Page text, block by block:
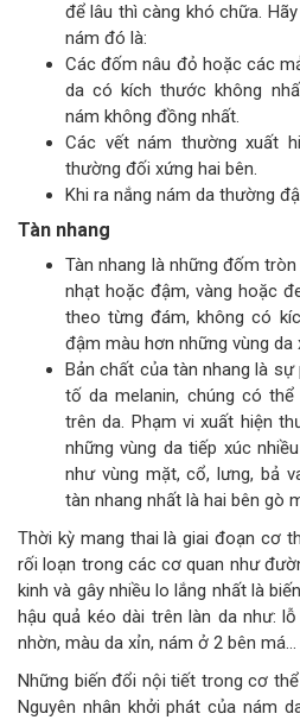
để lâu thì càng khó chữa.
nám đó là:
Các đốm nâu đỏ hoặc các
da có kích thước không
nám không đồng nhất.
Các vết nám thường xuất
thường đối xứng hai bên.
Khi ra nắng nám da thường
Tàn nhang
Tàn nhang là những đốm
nhạt hoặc đậm, vàng hoặc
theo từng đám, không có
đậm màu hơn những vùng da
Bản chất của tàn nhang là
tố da melanin, chúng có
trên da. Phạm vi xuất hiện
những vùng da tiếp xúc
như vùng mặt, cổ, lưng, bả
tàn nhang nhất là hai bên gò
Thời kỳ mang thai là giai đoạn cơ
rối loạn trong các cơ quan như
kinh và gây nhiều lo lắng nhất là
hậu quả kéo dài trên làn da như:
nhờn, màu da xỉn, nám ở 2 bên má…
Những biến đổi nội tiết trong cơ
Nguyên nhân khởi phát của nám